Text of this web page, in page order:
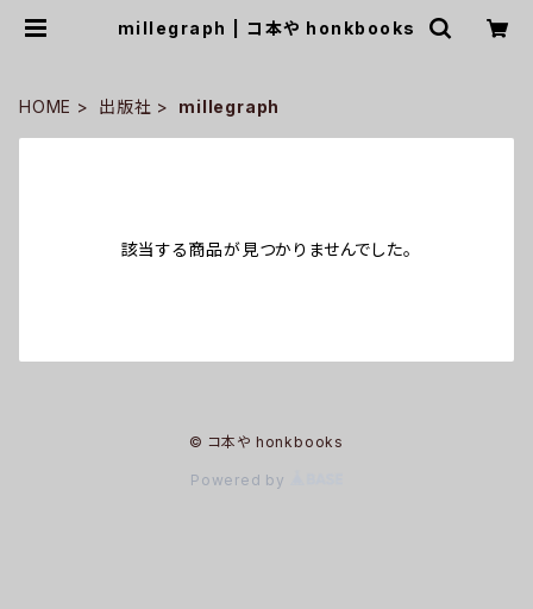
millegraph | コ本や honkbooks
HOME 出版社 millegraph
該当する商品が見つかりませんでした。
© コ本や honkbooks
Powered by